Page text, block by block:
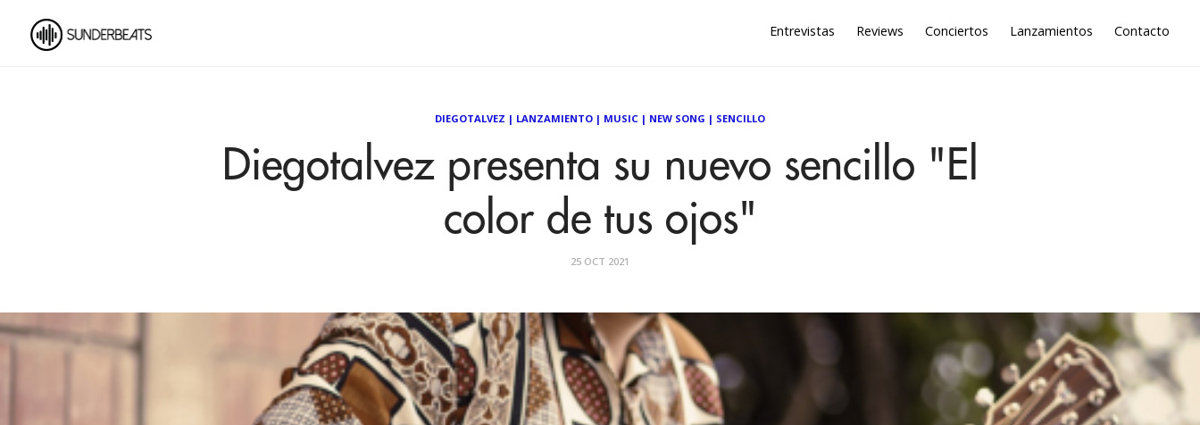
Entrevistas Reviews Conciertos Lanzamientos Contacto
DIEGOTALVEZ | LANZAMIENTO | MUSIC | NEW SONG | SENCILLO
Diegotalvez presenta su nuevo sencillo "El
color de tus ojos"
25 OCT 2021